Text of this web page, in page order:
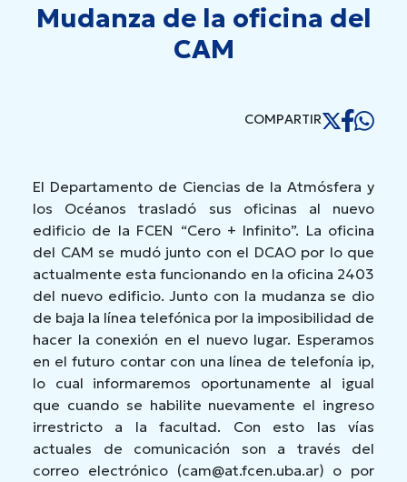
Links
Contacto
Mudanza de la oficina del
CAM
COMPARTIR
El Departamento de Ciencias de la Atmósfera y
los Océanos trasladó sus oficinas al nuevo
edificio de la FCEN “Cero + Infinito”. La oficina
del CAM se mudó junto con el DCAO por lo que
actualmente esta funcionando en la oficina 2403
del nuevo edificio. Junto con la mudanza se dio
de baja la línea telefónica por la imposibilidad de
hacer la conexión en el nuevo lugar. Esperamos
en el futuro contar con una línea de telefonía ip,
lo cual informaremos oportunamente al igual
que cuando se habilite nuevamente el ingreso
irrestricto a la facultad. Con esto las vías
actuales de comunicación son a través del
correo electrónico (cam@at.fcen.uba.ar) o por